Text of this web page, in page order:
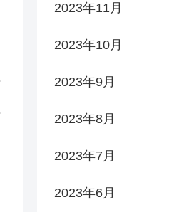
2023年11月
2023年10月
2023年9月
2023年8月
2023年7月
2023年6月